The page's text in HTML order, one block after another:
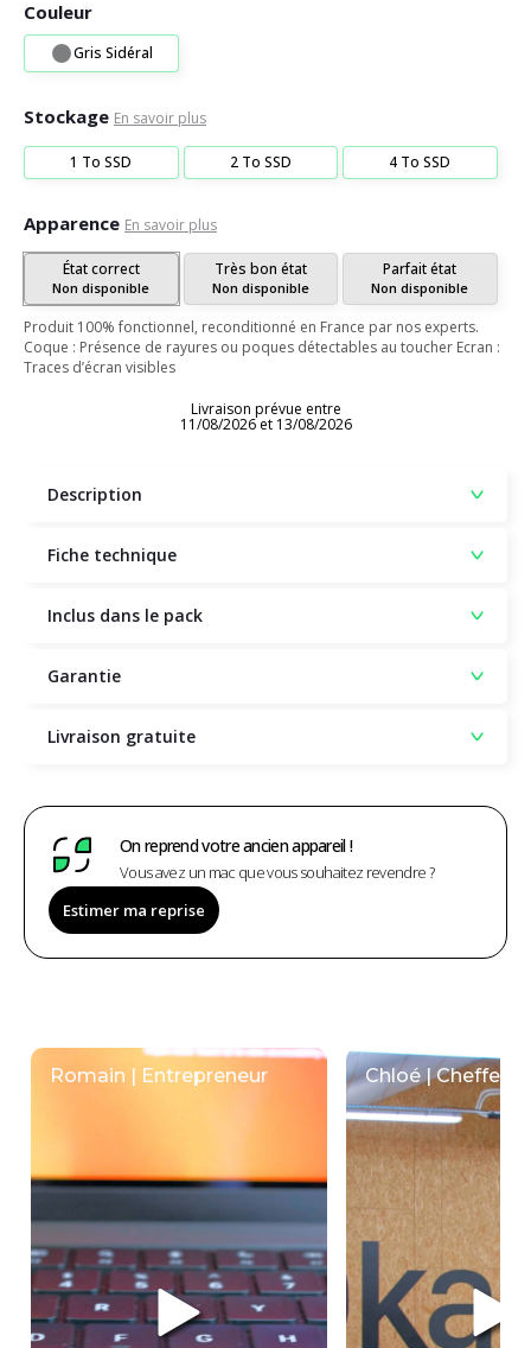
Couleur
Gris Sidéral
Stockage En savoir plus
1 To SSD 2 To SSD 4 To SSD
Apparence En savoir plus
État correct
Non disponible
Très bon état
Non disponible
Parfait état
Non disponible
Produit 100% fonctionnel, reconditionné en France par nos experts.
Coque : Présence de rayures ou poques détectables au toucher Ecran :
Traces d’écran visibles
Livraison prévue entre
11/08/2026 et 13/08/2026
Description
Fiche technique
Inclus dans le pack
Garantie
Livraison gratuite
On reprend votre ancien appareil !
Vous avez un mac que vous souhaitez revendre ?
Estimer ma reprise